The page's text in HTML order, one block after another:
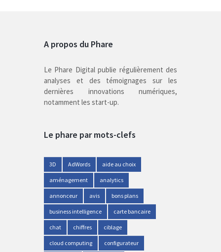
A propos du Phare
Le Phare Digital publie régulièrement des
analyses et des témoignages sur les
dernières innovations numériques,
notamment les start-up.
Le phare par mots-clefs
3D AdWords aide au choix
aménagement analytics
annonceur avis bons plans
business intelligence carte bancaire
chat chiffres ciblage
cloud computing configurateur